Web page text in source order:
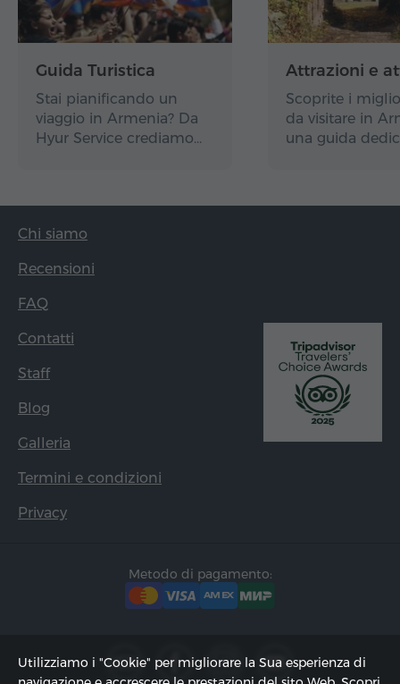
Guida Turistica
Stai pianificando un
viaggio in Armenia? Da
Hyur Service crediamo…
Attrazioni e
Scoprite i
da visitare in
una guida
Chi siamo
Recensioni
FAQ
Contatti
Staff
Blog
Galleria
Termini e condizioni
Privacy
Metodo di pagamento:
Utilizziamo i "Cookie" per migliorare la Sua esperienza di